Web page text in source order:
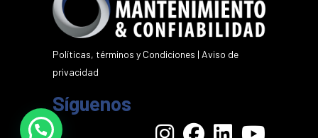
Políticas, términos y Condiciones | Aviso de
privacidad
Síguenos